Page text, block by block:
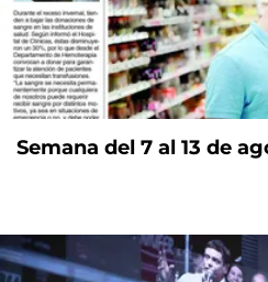
Semana del 7 al 13 de